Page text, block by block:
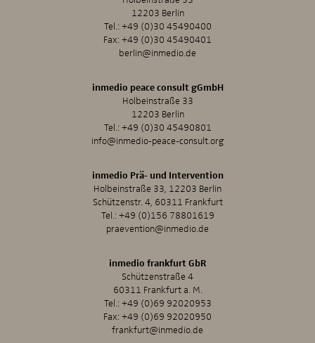
12203 Berlin
Tel.:+49 (0)30 45490400
Fax: +49 (0)30 45490401
berlin@inmedio.de
inmedio peace consult gGmbH
Holbeinstraße 33
12203 Berlin
Tel.:+49 (0)30 45490801
info@inmedio-peace-consult.org
inmedio Prä- und Intervention
Holbeinstraße 33, 12203 Berlin
Schützenstr. 4, 60311 Frankfurt
Tel.:+49 (0)156 78801619
praevention@inmedio.de
inmedio frankfurt GbR
Schützenstraße 4
60311 Frankfurt a. M.
Tel.:+49 (0)69 92020953
Fax: +49 (0)69 92020950
frankfurt@inmedio.de